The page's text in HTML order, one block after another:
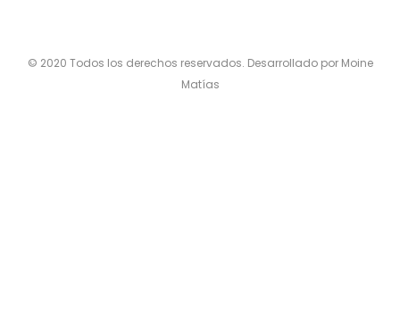
© 2020 Todos los derechos reservados. Desarrollado por Moine
Matías